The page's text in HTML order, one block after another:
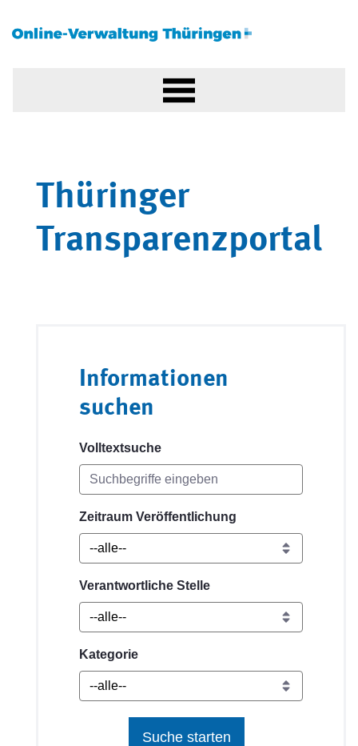
Thüringer
Transparenzportal
Informationen
suchen
Volltextsuche
Zeitraum Veröffentlichung
Verantwortliche Stelle
Kategorie
Suche starten